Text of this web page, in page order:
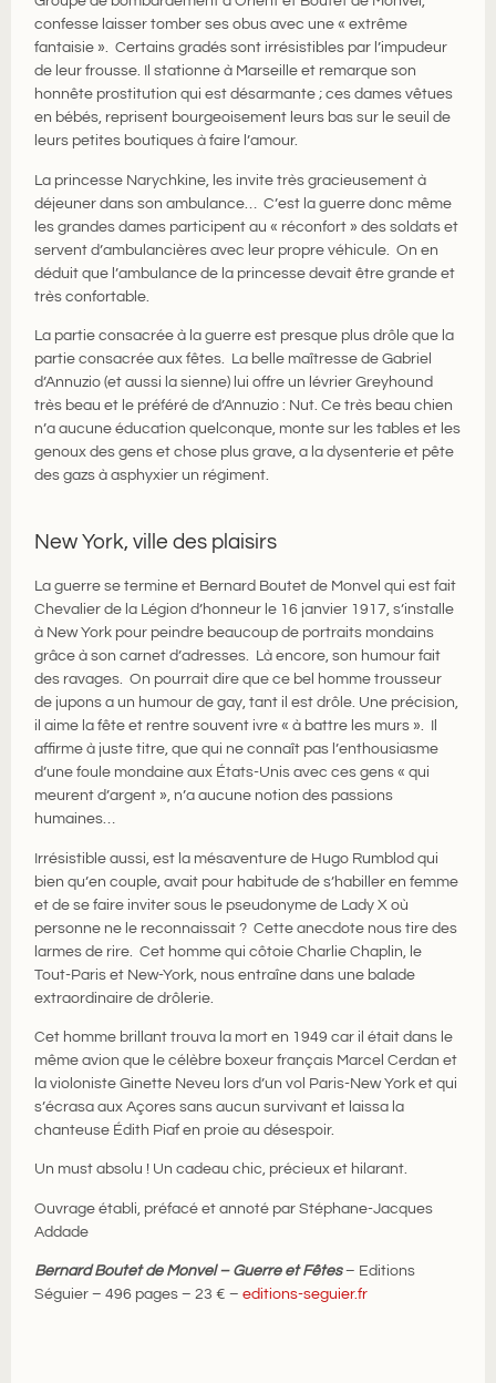
confesse laisser tomber ses obus avec une « extrême
fantaisie ». Certains gradés sont irrésistibles par l’impudeur
de leur frousse. Il stationne à Marseille et remarque son
honnête prostitution qui est désarmante ; ces dames vêtues
en bébés, reprisent bourgeoisement leurs bas sur le seuil de
leurs petites boutiques à faire l’amour.
La princesse Narychkine, les invite très gracieusement à
déjeuner dans son ambulance… C’est la guerre donc même
les grandes dames participent au « réconfort » des soldats et
servent d’ambulancières avec leur propre véhicule. On en
déduit que l’ambulance de la princesse devait être grande et
très confortable.
La partie consacrée à la guerre est presque plus drôle que la
partie consacrée aux fêtes. La belle maîtresse de Gabriel
d’Annuzio (et aussi la sienne) lui offre un lévrier Greyhound
très beau et le préféré de d’Annuzio : Nut. Ce très beau chien
n’a aucune éducation quelconque, monte sur les tables et les
genoux des gens et chose plus grave, a la dysenterie et pête
des gazs à asphyxier un régiment.
New York, ville des plaisirs
La guerre se termine et Bernard Boutet de Monvel qui est fait
Chevalier de la Légion d’honneur le 16 janvier 1917, s’installe
à New York pour peindre beaucoup de portraits mondains
grâce à son carnet d’adresses. Là encore, son humour fait
des ravages. On pourrait dire que ce bel homme trousseur
de jupons a un humour de gay, tant il est drôle. Une précision,
il aime la fête et rentre souvent ivre « à battre les murs ». Il
affirme à juste titre, que qui ne connaît pas l’enthousiasme
d’une foule mondaine aux États-Unis avec ces gens « qui
meurent d’argent », n’a aucune notion des passions
humaines…
Irrésistible aussi, est la mésaventure de Hugo Rumblod qui
bien qu’en couple, avait pour habitude de s’habiller en femme
et de se faire inviter sous le pseudonyme de Lady X où
personne ne le reconnaissait ? Cette anecdote nous tire des
larmes de rire. Cet homme qui côtoie Charlie Chaplin, le
Tout-Paris et New-York, nous entraîne dans une balade
extraordinaire de drôlerie.
Cet homme brillant trouva la mort en 1949 car il était dans le
même avion que le célèbre boxeur français Marcel Cerdan et
la violoniste Ginette Neveu lors d’un vol Paris-New York et qui
s’écrasa aux Açores sans aucun survivant et laissa la
chanteuse Édith Piaf en proie au désespoir.
Un must absolu ! Un cadeau chic, précieux et hilarant.
Ouvrage établi, préfacé et annoté par Stéphane-Jacques
Addade
Bernard Boutet de Monvel – Guerre et Fêtes– Editions
Séguier – 496 pages – 23 € –editions-seguier.fr